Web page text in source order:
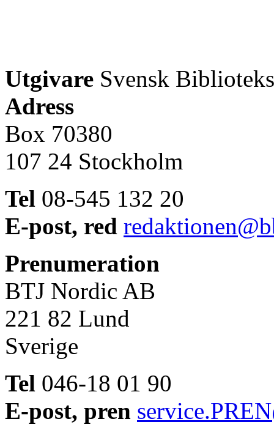
Utgivare Svensk
Adress
Box 70380
107 24 Stockholm
Tel 08-545 132 20
E-post, red
Prenumeration
BTJ Nordic AB
221 82 Lund
Sverige
Tel 046-18 01 90
E-post, pren